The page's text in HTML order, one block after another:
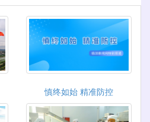
慎终如始 精准防控